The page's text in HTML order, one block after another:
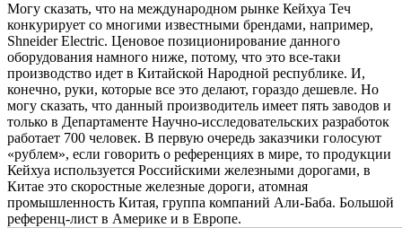
Могу сказать, что на международном рынке Кейхуа Теч
конкурирует со многими известными брендами, например,
Shneider Electric. Ценовое позиционирование данного
оборудования намного ниже, потому, что это все-таки
производство идет в Китайской Народной республике. И,
конечно, руки, которые все это делают, гораздо дешевле. Но
могу сказать, что данный производитель имеет пять заводов и
только в Департаменте Научно-исследовательских разработок
работает 700 человек. В первую очередь заказчики голосуют
«рублем», если говорить о референциях в мире, то продукции
Кейхуа используется Российскими железными дорогами, в
Китае это скоростные железные дороги, атомная
промышленность Китая, группа компаний Али-Баба. Большой
референц-лист в Америке и в Европе.